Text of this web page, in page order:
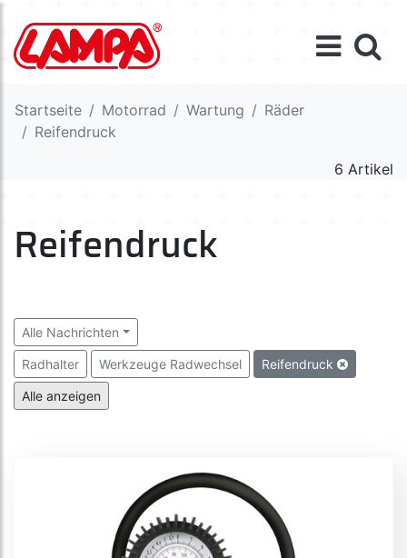
Startseite Motorrad Wartung
Räder
Reifendruck
6 Artikel
Reifendruck
Alle Nachrichten
Radhalter Werkzeuge Radwechsel Reifendruck
Ventilkappen
Alle anzeigen